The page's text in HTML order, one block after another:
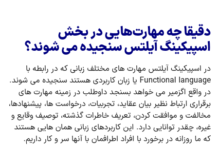
دقیقا چه مهارت‌هایی در بخش
اسپیکینگ آیلتس سنجیده می شوند؟
در اسپیکینگ آیلتس مهارت های مختلف زبانی که در رابطه با
Functional language یا زبان کاربردی هستند سنجیده می شوند.
در واقع اگزمیر می خواهد بسنجد داوطلب در زمینه مهارت های
برقراری ارتباط نظیر بیان عقاید، تجربیات، درخواست ها، پیشنهادها،
مخالفت و موافقت کردن، تعریف خاطرات گذشته، توصیف وقایع و
غیره، چقدر توانایی دارد. این کاربردهای زبانی همان هایی هستند
که ما روزانه در برخورد با افراد اطرافمان با آنها سر و کار داریم.